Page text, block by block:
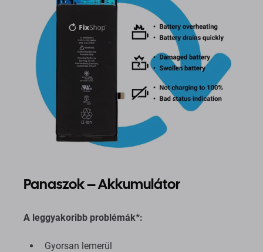
Panaszok – Akkumulátor
A leggyakoribb problémák*:
Gyorsan lemerül